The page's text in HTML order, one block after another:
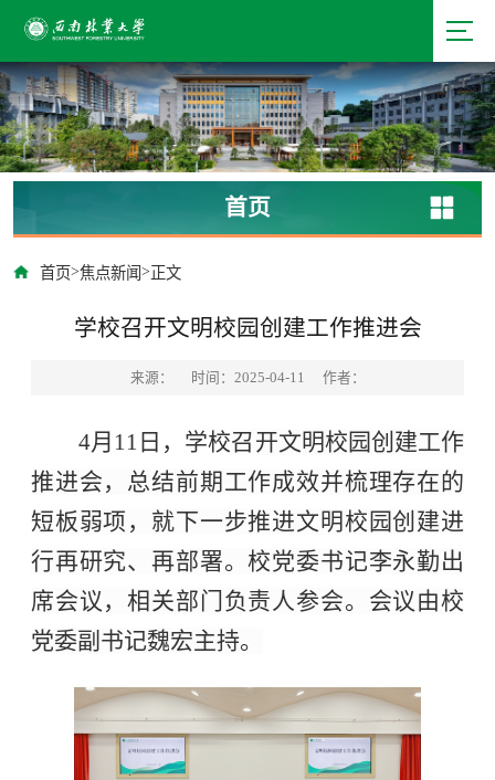
首页
首页>焦点新闻>正文
学校召开文明校园创建工作推进会
来源： 时间：2025-04-11 作者：
4月11日，学校召开文明校园创建工作
推进会，总结前期工作成效并梳理存在的
短板弱项，就下一步推进文明校园创建进
行再研究、再部署。校党委书记李永勤出
席会议，相关部门负责人参会。会议由校
党委副书记魏宏主持。